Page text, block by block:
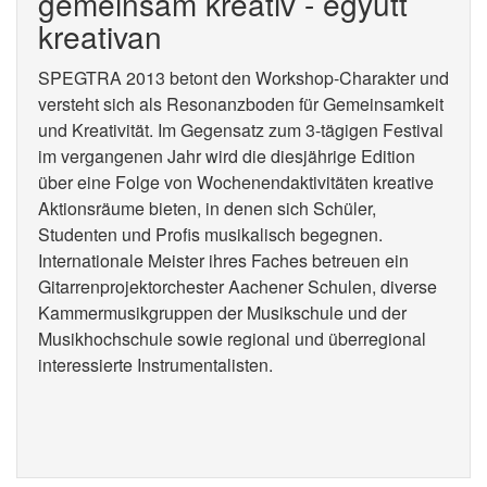
kreativan
SPEGTRA 2013 betont den Workshop-Charakter und
versteht sich als Resonanzboden für Gemeinsamkeit
und Kreativität. Im Gegensatz zum 3-tägigen Festival
im vergangenen Jahr wird die diesjährige Edition
über eine Folge von Wochenendaktivitäten kreative
Aktionsräume bieten, in denen sich Schüler,
Studenten und Profis musikalisch begegnen.
Internationale Meister ihres Faches betreuen ein
Gitarrenprojektorchester Aachener Schulen, diverse
Kammermusikgruppen der Musikschule und der
Musikhochschule sowie regional und überregional
interessierte Instrumentalisten.